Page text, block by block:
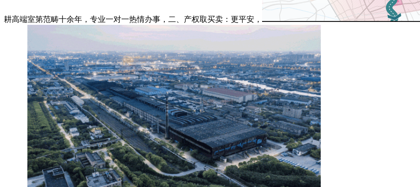
耕高端室第范畴十余年，专业一对一热情办事，二、产权取买卖：更平安，